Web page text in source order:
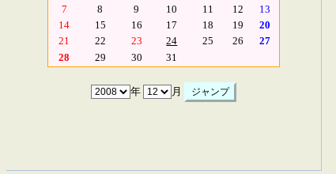
7
8 9 10 11 12
13
14
15 16 17 18 19
20
21
22 23 24 25 26
27
28
29 30 31
年 月